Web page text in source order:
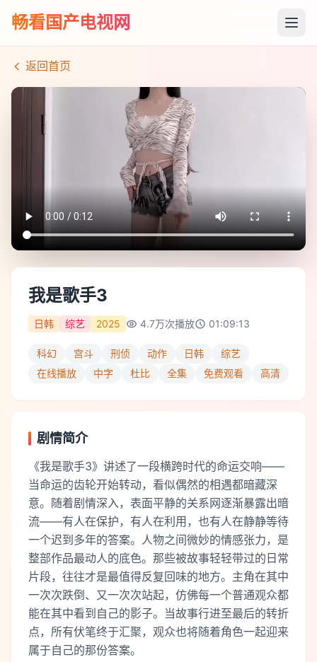
畅看国产电视网
返回首页
我是歌手3
日韩 综艺 2025 4.7万次播放 01:09:13
科幻 宫斗 刑侦 动作 日韩
综艺
在线播放
中字 杜比 全集 免费观看 高清
剧情简介
《我是歌手3》讲述了一段横跨时代的命运交响——
当命运的齿轮开始转动，看似偶然的相遇都暗藏深
意。随着剧情深入，表面平静的关系网逐渐暴露出暗
流——有人在保护，有人在利用，也有人在静静等待
一个迟到多年的答案。人物之间微妙的情感张力，是
整部作品最动人的底色。那些被故事轻轻带过的日常
片段，往往才是最值得反复回味的地方。主角在其中
一次次跌倒、又一次次站起，仿佛每一个普通观众都
能在其中看到自己的影子。当故事行进至最后的转折
点，所有伏笔终于汇聚，观众也将随着角色一起迎来
属于自己的那份答案。